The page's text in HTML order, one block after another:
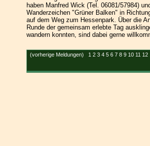
haben Manfred Wick (Tel. 06081/57984)
Wanderzeichen "Grüner Balken" in
auf dem Weg zum Hessenpark. Über die
Runde der gemeinsam erlebte Tag
wandern konnten, sind dabei gerne
(vorherige Meldungen) 1 2 3 4 5 6 7 8 9 10 11 12